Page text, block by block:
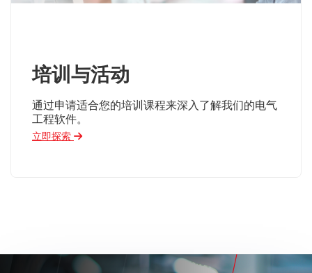
培训与活动
通过申请适合您的培训课程来深入了解我们的电气
工程软件。
立即探索